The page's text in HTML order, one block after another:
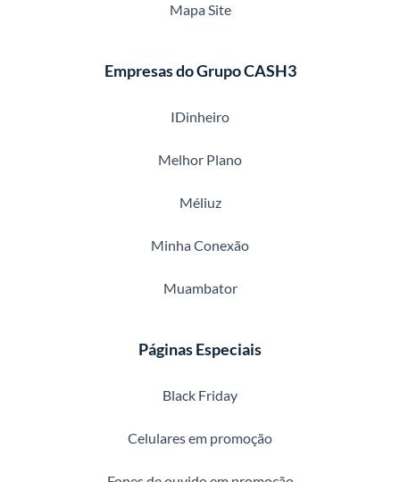
Mapa Site
Empresas do Grupo CASH3
IDinheiro
Melhor Plano
Méliuz
Minha Conexão
Muambator
Páginas Especiais
Black Friday
Celulares em promoção